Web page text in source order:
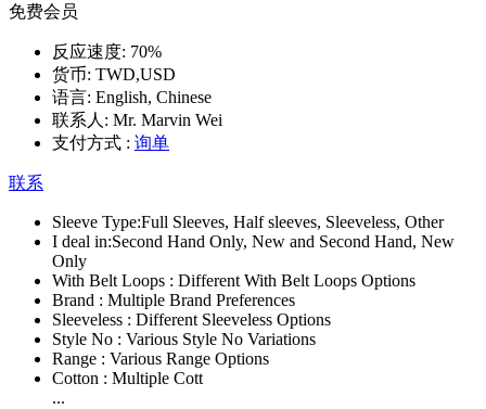
免费会员
反应速度: 70%
货币: TWD,USD
语言: English, Chinese
联系人: Mr. Marvin Wei
支付方式 : 询单
联系
Sleeve Type:Full Sleeves, Half sleeves, Sleeveless, Other
I deal in:Second Hand Only, New and Second Hand, New
Only
With Belt Loops : Different With Belt Loops Options
Brand : Multiple Brand Preferences
Sleeveless : Different Sleeveless Options
Style No : Various Style No Variations
Range : Various Range Options
Cotton : Multiple Cott
...